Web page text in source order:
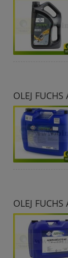
OLEJ
OLEJ